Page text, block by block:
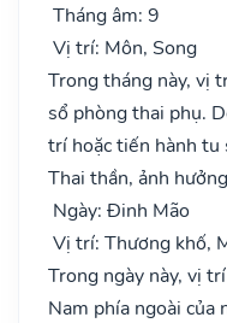
Tháng âm: 9
Vị trí: Môn, Song
Trong tháng này, vị
sổ phòng thai phụ.
trí hoặc tiến hành tu
Thai thần, ảnh
Ngày: Đinh Mão
Vị trí: Thương khố,
Trong ngày này, vị
Nam phía ngoài của